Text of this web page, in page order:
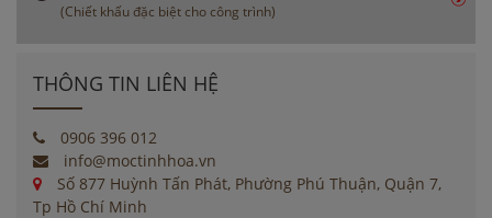
(Chiết khấu đặc biệt cho công trình)
THÔNG TIN LIÊN HỆ
0906 396 012
info@moctinhhoa.vn
Số 877 Huỳnh Tấn Phát, Phường Phú Thuận, Quận 7,
Tp Hồ Chí Minh